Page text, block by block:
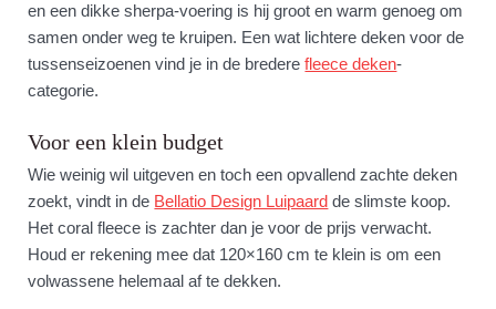
en een dikke sherpa-voering is hij groot en warm genoeg om
samen onder weg te kruipen. Een wat lichtere deken voor de
tussenseizoenen vind je in de brederefleece deken-
categorie.
Voor een klein budget
Wie weinig wil uitgeven en toch een opvallend zachte deken
zoekt, vindt in de Bellatio Design Luipaard de slimste koop.
Het coral fleece is zachter dan je voor de prijs verwacht.
Houd er rekening mee dat 120×160 cm te klein is om een
volwassene helemaal af te dekken.